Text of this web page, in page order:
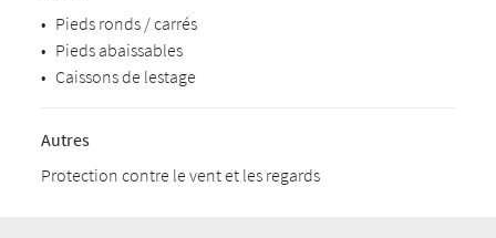
• Pieds ronds / carrés
• Pieds abaissables
• Caissons de lestage
Autres
Protection contre le vent et les regards